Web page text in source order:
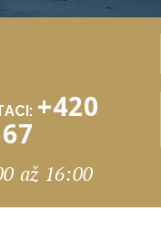
+420
až 16:00